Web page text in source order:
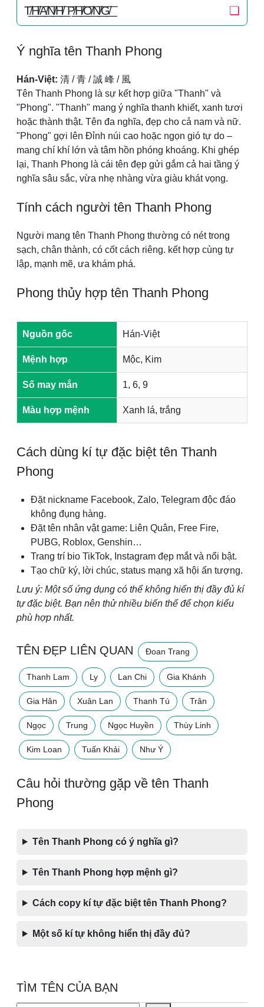
T̸͟͞H̸͟͞A̸͟͞N̸͟͞H̸͟͞ P̸͟͞H̸͟͞O̸͟͞N̸͟͞G̸͟͞ ❏
Ý nghĩa tên Thanh Phong
Hán-Việt: 清 / 青 / 誠 峰 / 風
Tên Thanh Phong là sự kết hợp giữa "Thanh" và
"Phong". "Thanh" mang ý nghĩa thanh khiết, xanh tươi
hoặc thành thật. Tên đa nghĩa, đẹp cho cả nam và nữ.
"Phong" gợi lên Đỉnh núi cao hoặc ngọn gió tự do –
mang chí khí lớn và tâm hồn phóng khoáng. Khi ghép
lại, Thanh Phong là cái tên đẹp gửi gắm cả hai tầng ý
nghĩa sâu sắc, vừa nhẹ nhàng vừa giàu khát vọng.
Tính cách người tên Thanh Phong
Người mang tên Thanh Phong thường có nét trong
sạch, chân thành, có cốt cách riêng. kết hợp cùng tự
lập, mạnh mẽ, ưa khám phá.
Phong thủy hợp tên Thanh Phong
Nguồn gốc Hán-Việt
Mệnh hợp Mộc, Kim
Số may mắn 1, 6, 9
Màu hợp mệnh Xanh lá, trắng
Cách dùng kí tự đặc biệt tên Thanh
Phong
Đặt nickname Facebook, Zalo, Telegram độc đáo
không đụng hàng.
Đặt tên nhân vật game: Liên Quân, Free Fire,
PUBG, Roblox, Genshin…
Trang trí bio TikTok, Instagram đẹp mắt và nổi bật.
Tạo chữ ký, lời chúc, status mạng xã hội ấn tượng.
Lưu ý: Một số ứng dụng có thể không hiển thị đầy đủ kí
tự đặc biệt. Bạn nên thử nhiều biến thể để chọn kiểu
phù hợp nhất.
TÊN ĐẸP LIÊN QUAN Đoan Trang
Thanh Lam Ly Lan Chi Gia Khánh
Gia Hân Xuân Lan Thanh Tú Trân
Ngọc Trung Ngọc Huyền Thùy Linh
Kim Loan Tuấn Khải Như Ý
Câu hỏi thường gặp về tên Thanh
Phong
Tên Thanh Phong có ý nghĩa gì?
Tên Thanh Phong hợp mệnh gì?
Cách copy kí tự đặc biệt tên Thanh Phong?
Một số kí tự không hiển thị đầy đủ?
TÌM TÊN CỦA BẠN